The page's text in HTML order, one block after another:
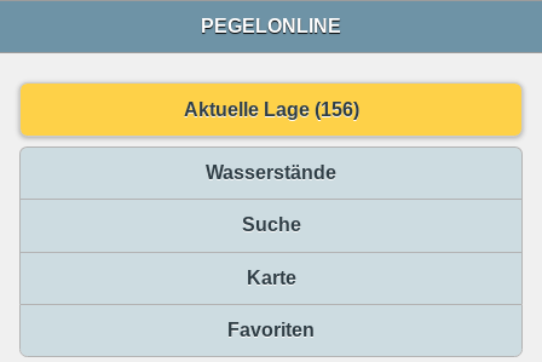
PEGELONLINE
Aktuelle Lage (156)
Wasserstände
Suche
Karte
Favoriten